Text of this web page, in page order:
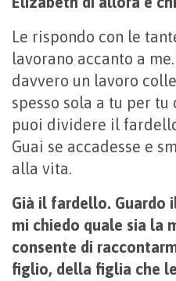
Le rispondo con le
lavorano accanto a
davvero un lavoro
spesso sola a tu per tu
puoi dividere il
Guai se accadesse e
alla vita.
Già il fardello. Guardo
mi chiedo quale sia la
consente di
figlio, della figlia che